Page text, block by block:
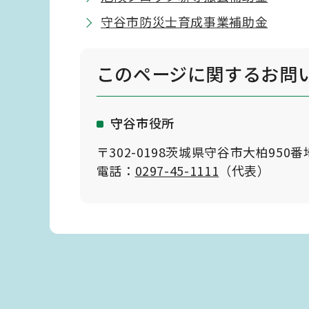
守谷市防災士育成事業補助金
このページに関するお問
守谷市役所
〒302-0198茨城県守谷市大柏950番
電話： 0297-45-1111 （代表）